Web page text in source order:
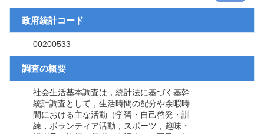
政府統計コード
00200533
調査の概要
社会生活基本調査は，統計法に基づく基幹
統計調査として，生活時間の配分や余暇時
間における主な活動（学習・自己啓発・訓
練，ボランティア活動，スポーツ，趣味・